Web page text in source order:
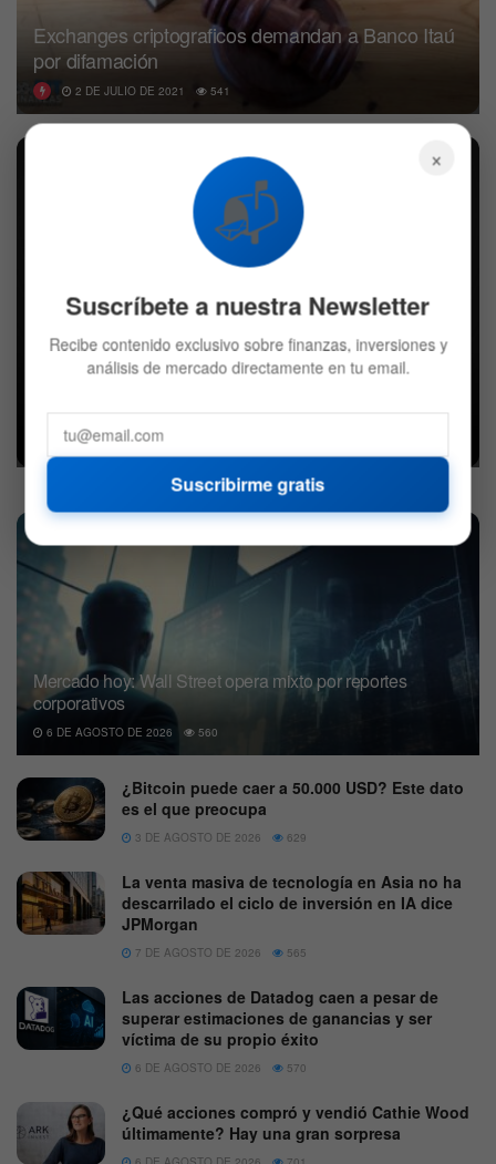
Exchanges criptograficos demandan a Banco Itaú
por difamación
2 DE JULIO DE 2021 541
15 DE ENERO DE 2021
Mercado hoy: Wall Street opera mixto por reportes
corporativos
6 DE AGOSTO DE 2026 560
¿Bitcoin puede caer a 50.000 USD? Este dato
es el que preocupa
3 DE AGOSTO DE 2026 629
La venta masiva de tecnología en Asia no ha
descarrilado el ciclo de inversión en IA dice
JPMorgan
7 DE AGOSTO DE 2026 565
Las acciones de Datadog caen a pesar de
superar estimaciones de ganancias y ser
víctima de su propio éxito
6 DE AGOSTO DE 2026 570
¿Qué acciones compró y vendió Cathie Wood
últimamente? Hay una gran sorpresa
×
📬
Suscríbete a nuestra Newsletter
Recibe contenido exclusivo sobre finanzas, inversiones y
análisis de mercado directamente en tu email.
Suscribirme gratis